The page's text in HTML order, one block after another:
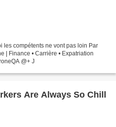
les compétents ne vont pas loin Par
| Finance • Carrière • Expatriation
@+ J
Are Always So Chill